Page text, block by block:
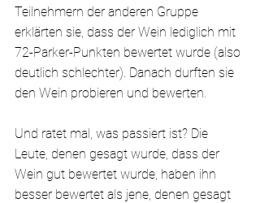
Teilnehmern der anderen Gruppe
erklärten sie, dass der Wein lediglich mit
72-Parker-Punkten bewertet wurde (also
deutlich schlechter). Danach durften sie
den Wein probieren und bewerten.
Und ratet mal, was passiert ist? Die
Leute, denen gesagt wurde, dass der
Wein gut bewertet wurde, haben ihn
besser bewertet als jene, denen gesagt